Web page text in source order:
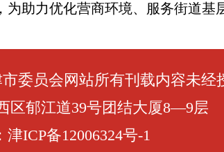
助力优化营商环境、服务街道基
委员会网站所有刊载内容未经
区郁江道39号团结大厦8—9层
津ICP备12006324号-1